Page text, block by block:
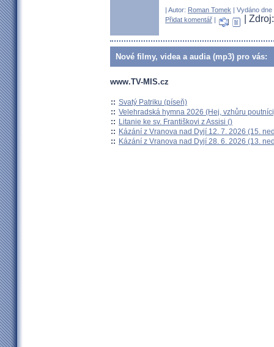
| Autor: Roman Tomek | Vydáno
Přidat komentář | |
Nové filmy, videa a audia (mp3) pro vás:
www.TV-MIS.cz
:: Svatý Patriku (píseň)
:: Velehradská hymna 2026 (Hej, vzhůru
:: Litanie ke sv. Františkovi z Assisi ()
:: Kázání z Vranova nad Dyjí 12. 7. 2026 (15.
:: Kázání z Vranova nad Dyjí 28. 6. 2026 (13.